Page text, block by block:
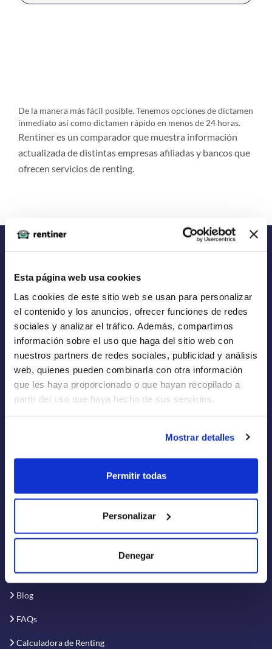
Esta página web usa cookies
Las cookies de este sitio web se usan para personalizar
el contenido y los anuncios, ofrecer funciones de redes
sociales y analizar el tráfico. Además, compartimos
información sobre el uso que haga del sitio web con
nuestros partners de redes sociales, publicidad y análisis
web, quienes pueden combinarla con otra información
que les haya proporcionado o que hayan recopilado a
partir del uso que haya hecho de sus servicios.
Mostrar detalles
Permitir todas
Personalizar
Denegar
De la manera más fácil posible. Tenemos opciones de dictamen
inmediato así como dictamen rápido en menos de 24 horas.
Rentiner es un comparador que muestra información
actualizada de distintas empresas afiliadas y bancos que
ofrecen servicios de renting.
RENTINER
Renting de Coches
Renting de Furgonetas
Renting Flexible
Renting Corto Plazo
Renting Coche Eléctrico
Cómo funciona
Blog
FAQs
Calculadora de Renting